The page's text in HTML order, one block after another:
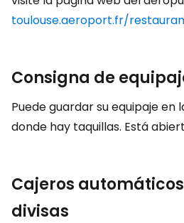
toulouse.aeroport.fr/
Consigna de
Puede guardar su equipaje en
donde hay taquillas. Está
Cajeros
divisas